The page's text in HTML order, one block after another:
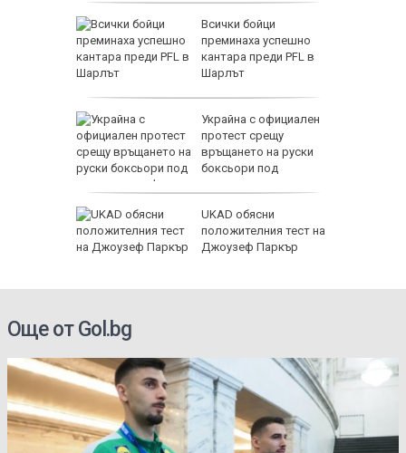
Всички бойци
преминаха успешно
кантара преди PFL в
Шарлът
Украйна с официален
протест срещу
връщането на руски
боксьори под
националния флаг
UKAD обясни
положителния тест на
Джоузеф Паркър
Още от Gol.bg